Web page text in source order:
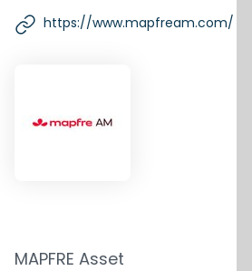
https://www.mapfream.com/
MAPFRE Asset